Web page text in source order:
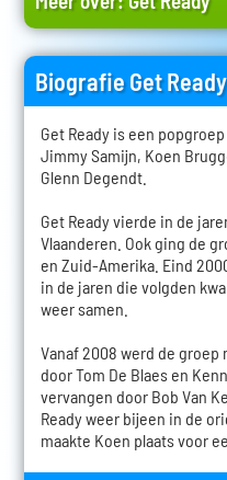
Biografie Get Ready
Get Ready is een
Jimmy Samijn, Koen
Glenn Degendt.
Get Ready vierde in de
Vlaanderen. Ook ging de
en Zuid-Amerika. Eind
in de jaren die volgden
weer samen.
Vanaf 2008 werd de
door Tom De Blaes en
vervangen door Bob Van
Ready weer bijeen in de
maakte Koen plaats voor